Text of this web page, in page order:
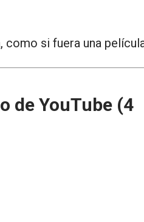
como si fuera una
de YouTube (4